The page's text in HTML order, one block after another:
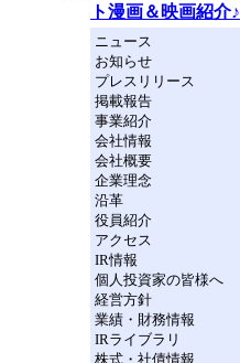
ト漫画＆映画紹介♪
ニュース
お知らせ
プレスリリース
掲載報告
事業紹介
会社情報
会社概要
企業理念
沿革
役員紹介
アクセス
IR情報
個人投資家の皆様へ
経営方針
業績・財務情報
IRライブラリ
株式・社債情報